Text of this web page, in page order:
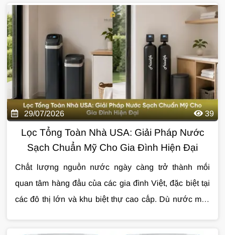
pháp xử lý phù hợp. Trong bài viết này, hãy cùng tìm
hiểu những chỉ số quan trọng nhất và ý nghĩa của từng
thông số đối với sức khỏe cũng như cuộc sống hằng
29/07/2026 39
Lọc Tổng Toàn Nhà USA: Giải Pháp Nước
Sạch Chuẩn Mỹ Cho Gia Đình Hiện Đại
Chất lượng nguồn nước ngày càng trở thành mối
quan tâm hàng đầu của các gia đình Việt, đặc biệt tại
các đô thị lớn và khu biệt thự cao cấp. Dù nước máy